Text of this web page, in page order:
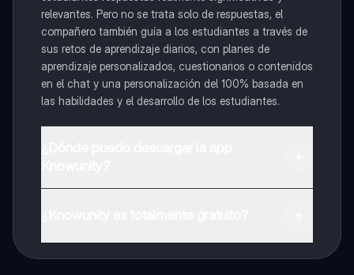
relevantes. Pero no se trata solo de respuestas, el
compañero también guía a los estudiantes a través de
sus retos de aprendizaje diarios, con planes de
aprendizaje personalizados, cuestionarios o contenidos
en el chat y una personalización del 100% basada en
las habilidades y el desarrollo de los estudiantes.